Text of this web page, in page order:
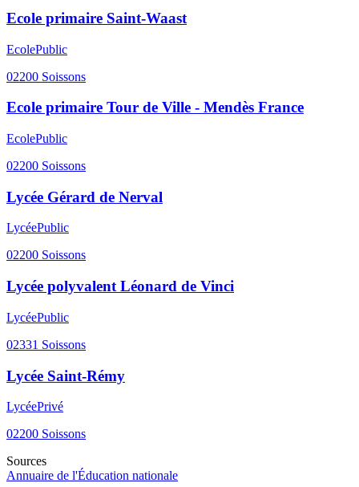
Ecole primaire Saint-Waast
EcolePublic
02200 Soissons
Ecole primaire Tour de Ville - Mendès France
EcolePublic
02200 Soissons
Lycée Gérard de Nerval
LycéePublic
02200 Soissons
Lycée polyvalent Léonard de Vinci
LycéePublic
02331 Soissons
Lycée Saint-Rémy
LycéePrivé
02200 Soissons
Sources
Annuaire de l'Éducation nationale